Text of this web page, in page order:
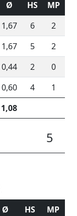
Ø HS
MP
1,67 6
2
1,67 5
2
0,44 2
0
0,60 4
1
1,08
5
Ø HS
MP